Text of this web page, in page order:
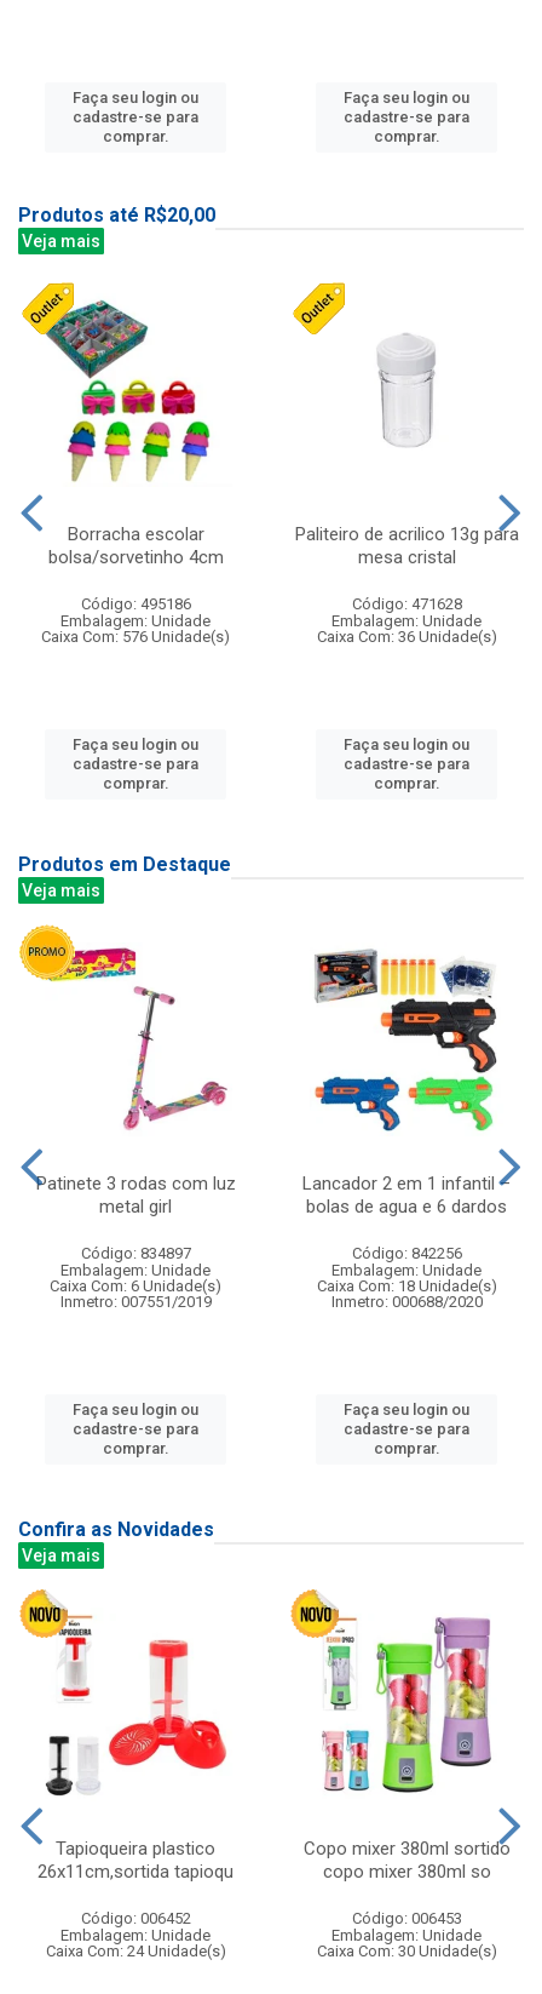
Faça seu login ou
cadastre-se para
comprar.
Faça seu login ou
cadastre-se para
comprar.
Produtos até R$20,00
Veja mais
Borracha escolar
bolsa/sorvetinho 4cm
Código: 495186
Embalagem: Unidade
Caixa Com: 576 Unidade(s)
Faça seu login ou
cadastre-se para
comprar.
Paliteiro de acrilico 13g para
mesa cristal
Código: 471628
Embalagem: Unidade
Caixa Com: 36 Unidade(s)
Faça seu login ou
cadastre-se para
comprar.
Produtos em Destaque
Veja mais
Patinete 3 rodas com luz
metal girl
Código: 834897
Embalagem: Unidade
Caixa Com: 6 Unidade(s)
Inmetro: 007551/2019
Faça seu login ou
cadastre-se para
comprar.
Lancador 2 em 1 infantil –
bolas de agua e 6 dardos
Código: 842256
Embalagem: Unidade
Caixa Com: 18 Unidade(s)
Inmetro: 000688/2020
Faça seu login ou
cadastre-se para
comprar.
Confira as Novidades
Veja mais
Tapioqueira plastico
26x11cm,sortida tapioqu
Código: 006452
Embalagem: Unidade
Caixa Com: 24 Unidade(s)
Copo mixer 380ml sortido
copo mixer 380ml so
Código: 006453
Embalagem: Unidade
Caixa Com: 30 Unidade(s)